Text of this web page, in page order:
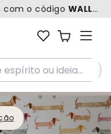
com o código WALL20
ou ideia...